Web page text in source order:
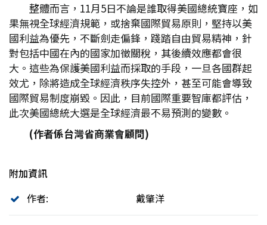
整體而言，11月5日不論是誰取得美國總統寶座，如
果無視全球經濟規範，或捨棄國際貿易原則，堅持以美
國利益為優先，不斷劍走偏鋒，踐踏自由貿易精神，針
對包括中國在內的國家加徵關稅，其後續效應都會很
大。這些為保護美國利益而採取的手段，一旦各國群起
效尤，除將造成全球經濟秩序失控外，甚至可能會導致
國際貿易制度崩毀。因此，目前國際重要智庫都評估，
此次美國總統大選是全球經濟最不易預測的變數。
(作者係台灣省商業會顧問)
附加資訊
作者:
戴肇洋